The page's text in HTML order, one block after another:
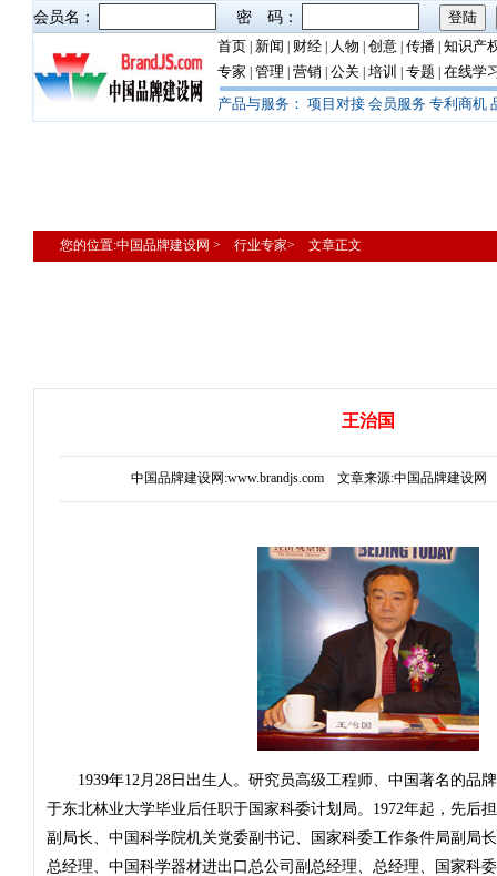
会员名：
密 码：
首页 新闻 财经 人物 创意 传播 知识产
专家 管理 营销 公关 培训 专题 在线学
产品与服务： 项目对接 会员服务 专利商机
您的位置:中国品牌建设网 > 行业专家> 文章正文
王治国
中国品牌建设网:www.brandjs.com 文章来源:中国品牌建设网
1939年12月28日出生人。研究员高级工程师、中国著名的品牌
于东北林业大学毕业后任职于国家科委计划局。1972年起，先后
副局长、中国科学院机关党委副书记、国家科委工作条件局副局
总经理、中国科学器材进出口总公司副总经理、总经理、国家科